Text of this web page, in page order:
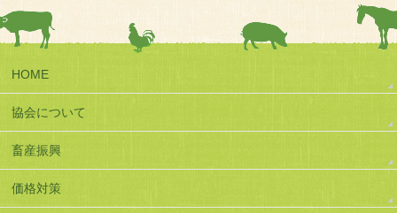
HOME
協会について
畜産振興
価格対策